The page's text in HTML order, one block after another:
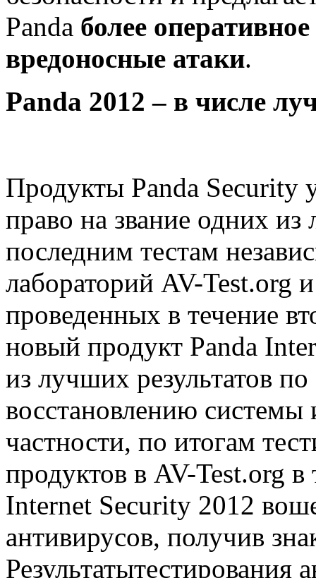
Panda более
вредоносные атаки.
Panda 2012 – в числе
Продукты Panda Security
право на звание одних
последним тестам
лабораторий AV-Test.org
проведенных в течение
новый продукт Panda
из лучших результатов
восстановлению системы
частности, по итогам
продуктов в AV-Test.org в
Internet Security 2012
антивирусов, получив
Результатытестирования